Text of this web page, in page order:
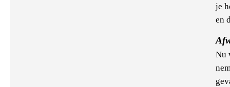
je
en
Nu